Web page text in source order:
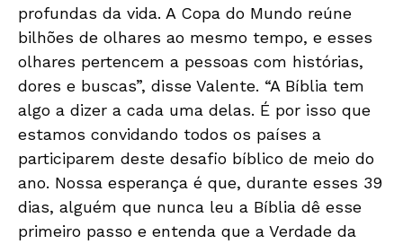
profundas da vida. A Copa do Mundo reúne
bilhões de olhares ao mesmo tempo, e esses
olhares pertencem a pessoas com histórias,
dores e buscas”, disse Valente. “A Bíblia tem
algo a dizer a cada uma delas. É por isso que
estamos convidando todos os países a
participarem deste desafio bíblico de meio do
ano. Nossa esperança é que, durante esses 39
dias, alguém que nunca leu a Bíblia dê esse
primeiro passo e entenda que a Verdade da